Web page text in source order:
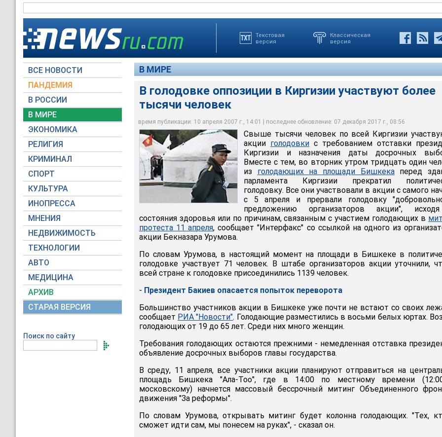
Текстовая
версия
Классическая
версия
ВСЕ НОВОСТИ
ПАНДЕМИЯ
В РОССИИ
В МИРЕ
ЭКОНОМИКА
РЕЛИГИЯ
КРИМИНАЛ
СПОРТ
КУЛЬТУРА
ИНОПРЕССА
МНЕНИЯ
НЕДВИЖИМОСТЬ
ТЕХНОЛОГИИ
АВТО
МЕДИЦИНА
АРХИВ
СТАРАЯ ВЕРСИЯ
Поиск по сайту
В МИРЕ
В голодовке оппозиции в Киргизии участвуют более
тысячи человек
время публикации: 10 апреля 2007 г., 14:01 | последнее обновление: 07 декабря 2017 г., 08:56
требованием отставки президента Киргизии и назначения даты досрочных выборов
Голос Америки
Свыше тысячи человек по всей Киргизии
акции голодовки с требованием отставки
Киргизии и назначения даты досрочных
Вместе с тем, во вторник утром тридцать один
из голодающих на площади Бишкекаперед
парламента Киргизии прекратил
голодовку. Все они участвовали в акции с самого
с 5 апреля и прервали голодовку
предложению организаторов акции",
состояния здоровья или по причинам, связанным с участием голодающих в
протеста 11 апреля, сообщает "Интерфакс" со ссылкой на одного из
акции Бекназара Урумова.
По словам Урумова, в настоящий момент на площади в Бишкеке в
голодовке участвует 71 человек. В штабе организаторов акции уточнили,
всей стране к голодовке присоединились 1139 человек.
- Президент Бакиев опасается попыток переворота
Большинство участников акции в Бишкеке уже почти не встают со своих
сообщает РИА "Новости". Голодающие разместились в восьми белых юртах.
голодающих от 19 до 65 лет. Среди них много женщин.
Требования голодающих остаются прежними - немедленная отставка
объявление досрочных выборов главы государства.
В среду, 11 апреля, все участники акции планируют отправиться на
площадь Бишкека "Ала-Тоо", где в 14:00 по местному времени
московскому) начнется массовый бессрочный митинг Объединенного
движения "За реформы".
По словам Урумова, открывать митинг будет колонна голодающих. "Тех,
сможет идти сам, мы понесем на руках", - сказал он.